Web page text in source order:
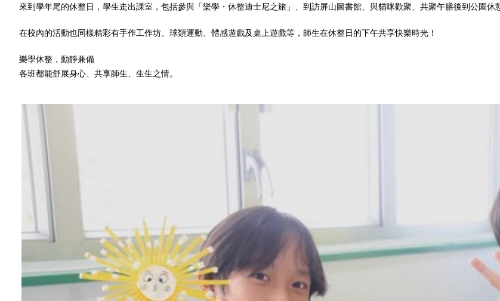
來到學年尾的休整日，學生走出課室，包括參與「樂學・休整迪士尼之旅」、到訪屏山圖書館、與貓咪歡聚、共聚午膳後到公園休
在校內的活動也同樣精彩有手作工作坊、球類運動、體感遊戲及桌上遊戲等，師生在休整日的下午共享快樂時光！
樂學休整，動靜兼備
各班都能舒展身心、共享師生、生生之情。